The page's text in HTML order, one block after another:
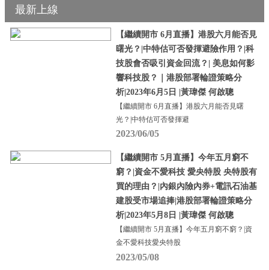
最新上線
【繼續開市 6月直播】港股六月能否見
曙光？|中特估可否發揮避險作用？|科
技股會否吸引資金回流？| 美息如何影
響科技股？｜港股部署輪證策略分
析|2023年6月5日 |黃瑋傑 何啟聰
【繼續開市 6月直播】港股六月能否見曙
光？|中特估可否發揮避
2023/06/05
【繼續開市 5月直播】今年五月窮不
窮？|資金不愛科技 愛央特股 央特股有
買的理由？|內銀內險內券+電訊石油基
建股受市場追捧|港股部署輪證策略分
析|2023年5月8日 |黃瑋傑 何啟聰
【繼續開市 5月直播】今年五月窮不窮？|資
金不愛科技愛央特股
2023/05/08